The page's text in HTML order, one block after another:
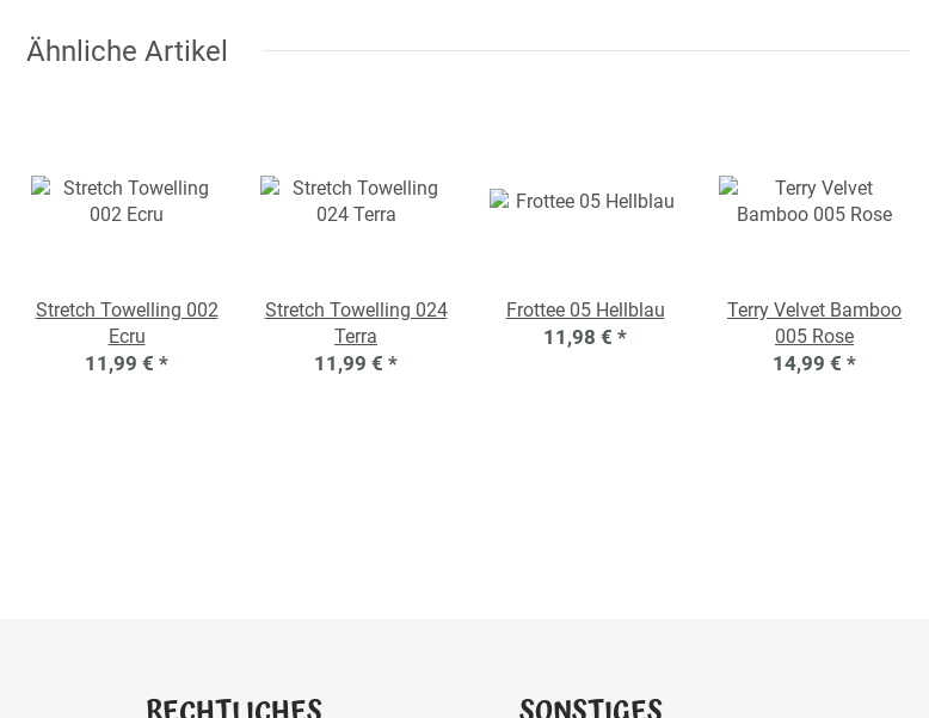
Ähnliche Artikel
Stretch Towelling 002
Ecru
11,99 € *
Stretch Towelling 024
Terra
11,99 € *
Frottee 05 Hellblau
11,98 € *
Terry Velvet Bamboo
005 Rose
14,99 € *